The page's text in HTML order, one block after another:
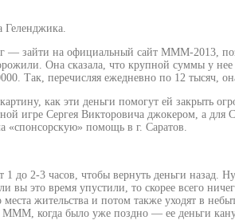
Геленджика.
зайти на официальный сайт МММ-2013,
Она сказала, что крупной суммы у
Так, перечисляя ежедневно по 12 тысяч,
как эти деньги помогут ей закрыть
игре Сергея Викторовича джокером, а
«спонсорскую» помощь в г. Саратов.
до 2-3 часов, чтобы вернуть деньги
вы это время упустили, то скорее всего
жительства и потом также уходят в
когда было уже поздно — ее деньги